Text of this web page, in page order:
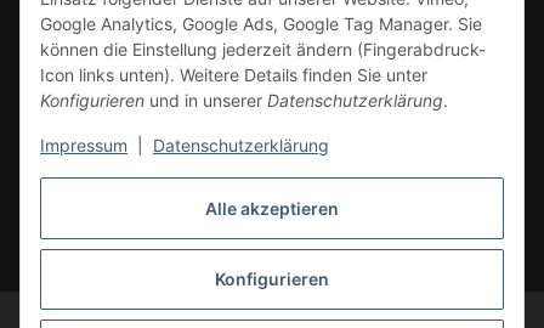
Alle akzeptieren
Konfigurieren
Google Analytics, Google Ads, Google Tag Manager. Sie
können die Einstellung jederzeit ändern (Fingerabdruck-
Icon links unten). Weitere Details finden Sie unter
Konfigurieren und in unserer Datenschutzerklärung.
Impressum Datenschutzerklärung
* Alle Preise inkl. gesetzlicher Mwst., zzgl.Versand
DE, gilt nicht für Großgeräte per Spedition). Artikel mit 0% MwSt. (gem. §
© CS-Multimedia GmbH Änderungen und Irrtümer vorbehalten.